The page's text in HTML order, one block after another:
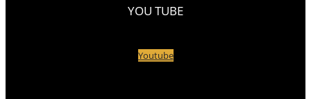
YOU TUBE
Youtube